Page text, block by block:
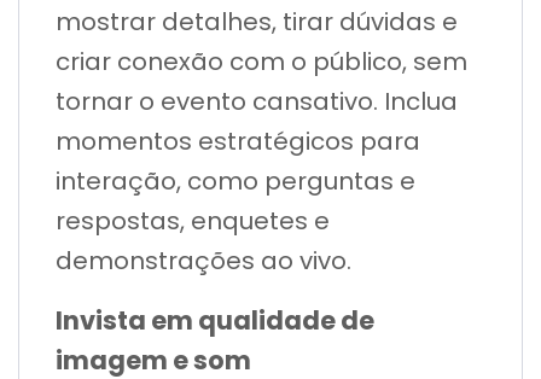
mostrar detalhes, tirar dúvidas e
criar conexão com o público, sem
tornar o evento cansativo. Inclua
momentos estratégicos para
interação, como perguntas e
respostas, enquetes e
demonstrações ao vivo.
Invista em qualidade de
imagem e som